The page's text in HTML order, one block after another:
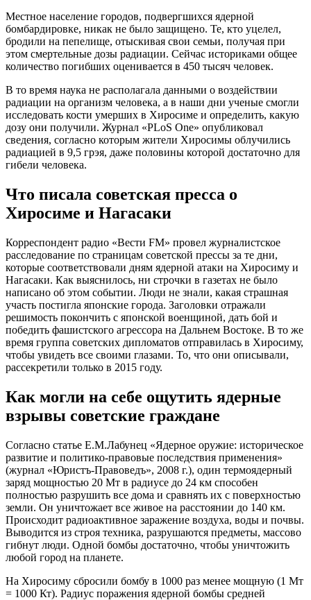
Местное население городов, подвергшихся ядерной
бомбардировке, никак не было защищено. Те, кто уцелел,
бродили на пепелище, отыскивая свои семьи, получая при
этом смертельные дозы радиации. Сейчас историками общее
количество погибших оценивается в 450 тысяч человек.
В то время наука не располагала данными о воздействии
радиации на организм человека, а в наши дни ученые смогли
исследовать кости умерших в Хиросиме и определить, какую
дозу они получили. Журнал «PLoS One» опубликовал
сведения, согласно которым жители Хиросимы облучились
радиацией в 9,5 грэя, даже половины которой достаточно для
гибели человека.
Что писала советская пресса о
Хиросиме и Нагасаки
Корреспондент радио «Вести FM» провел журналистское
расследование по страницам советской прессы за те дни,
которые соответствовали дням ядерной атаки на Хиросиму и
Нагасаки. Как выяснилось, ни строчки в газетах не было
написано об этом событии. Люди не знали, какая страшная
участь постигла японские города. Заголовки отражали
решимость покончить с японской военщиной, дать бой и
победить фашистского агрессора на Дальнем Востоке. В то же
время группа советских дипломатов отправилась в Хиросиму,
чтобы увидеть все своими глазами. То, что они описывали,
рассекретили только в 2015 году.
Как могли на себе ощутить ядерные
взрывы советские граждане
Согласно статье Е.М.Лабунец «Ядерное оружие: историческое
развитие и политико-правовые последствия применения»
(журнал «Юристъ-Правоведъ», 2008 г.), один термоядерный
заряд мощностью 20 Мт в радиусе до 24 км способен
полностью разрушить все дома и сравнять их с поверхностью
земли. Он уничтожает все живое на расстоянии до 140 км.
Происходит радиоактивное заражение воздуха, воды и почвы.
Выводится из строя техника, разрушаются предметы, массово
гибнут люди. Одной бомбы достаточно, чтобы уничтожить
любой город на планете.
На Хиросиму сбросили бомбу в 1000 раз менее мощную (1 Мт
= 1000 Кт). Радиус поражения ядерной бомбы средней